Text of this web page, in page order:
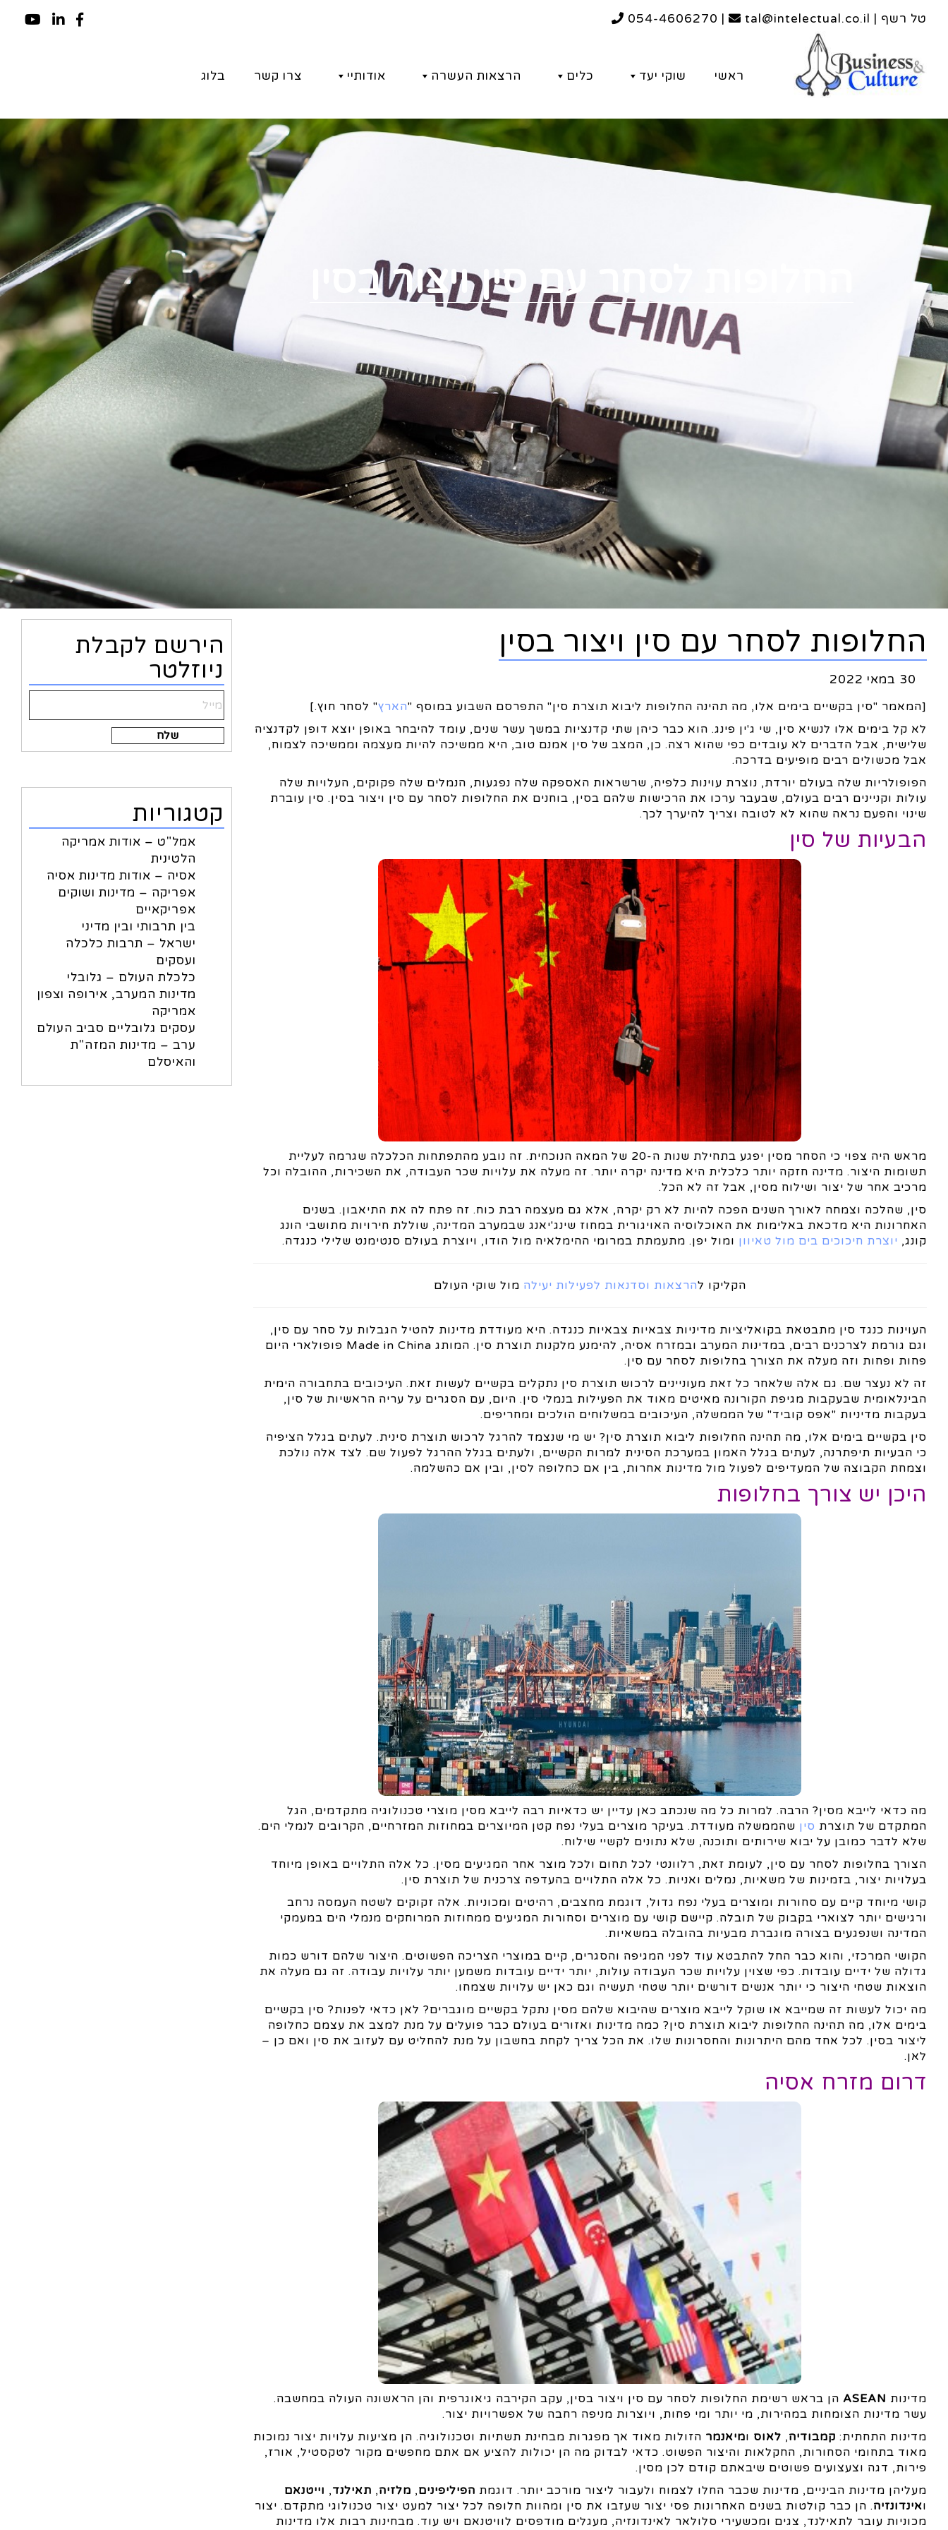
טל רשף | tal@intelectual.co.il |
054-4606270
ראשי שוקי יעד כלים הרצאות העשרה אודותיי צרו קשר בלוג
החלופות לסחר עם סין ויצור בסין
החלופות לסחר עם סין ויצור בסין
30 במאי 2022
[המאמר "סין בקשיים בימים אלו, מה תהינה החלופות ליבוא תוצרת סין" התפרסם השבוע במוסף "הארץ" לסחר חוץ.]
לא קל בימים אלו לנשיא סין, שי ג'ין פינג. הוא כבר כיהן שתי קדנציות במשך עשר שנים, עומד להיבחר באופן יוצא דופן לקדנציה
שלישית, אבל הדברים לא עובדים כפי שהוא רצה. כן, המצב של סין אמנם טוב, היא ממשיכה להיות מעצמה וממשיכה לצמוח,
אבל מכשולים רבים מופיעים בדרכה.
הפופולריות שלה בעולם יורדת, נוצרת עוינות כלפיה, שרשראות האספקה שלה נפגעות, הנמלים שלה פקוקים, העלויות שלה
עולות וקניינים רבים בעולם, שבעבר ערכו את הרכישות שלהם בסין, בוחנים את החלופות לסחר עם סין ויצור בסין. סין עוברת
שינוי והפעם נראה שהוא לא לטובה וצריך להיערך לכך.
הבעיות של סין
מראש היה צפוי כי הסחר מסין יפגע בתחילת שנות ה-20 של המאה הנוכחית. זה נובע מהתפתחות הכלכלה שגרמה לעליית
תשומות היצור. מדינה חזקה יותר כלכלית היא מדינה יקרה יותר. זה מעלה את עלויות שכר העבודה, את השכירות, ההובלה וכל
מרכיב אחר של יצור ושילוח מסין, אבל זה לא הכל.
סין, שהלכה וצמחה לאורך השנים הפכה להיות לא רק יקרה, אלא גם מעצמה רבת כוח. זה פתח לה את התיאבון. בשנים
האחרונות היא מדכאת באלימות את האוכלוסיה האויגורית במחוז שינג'יאנג שבמערב המדינה, שוללת חירויות מתושבי הונג
קונג, יוצרת חיכוכים בים מול טאיוון ומול יפן. מתעמתת במרומי ההימלאיה מול הודו, ויוצרת בעולם סנטימנט שלילי כנגדה.
הקליקו להרצאות וסדנאות לפעילות יעילה מול שוקי העולם
העוינות כנגד סין מתבטאת בקואליציות מדיניות צבאיות צבאיות כנגדה. היא מעודדת מדינות להטיל הגבלות על סחר עם סין,
וגם גורמת לצרכנים רבים, במדינות המערב ובמזרח אסיה, להימנע מלקנות תוצרת סין. המותג Made in China פופולארי היום
פחות ופחות וזה מעלה את הצורך בחלופות לסחר עם סין.
זה לא נעצר שם. גם אלה שלאחר כל זאת מעוניינים לרכוש תוצרת סין נתקלים בקשיים לעשות זאת. העיכובים בתחבורה הימית
הבינלאומית שבעקבות מגיפת הקורונה מאיטים מאוד את הפעילות בנמלי סין. היום, עם הסגרים על עריה הראשיות של סין,
בעקבות מדיניות "אפס קוביד" של הממשלה, העיכובים במשלוחים הולכים ומחריפים.
סין בקשיים בימים אלו, מה תהינה החלופות ליבוא תוצרת סין? יש מי שנצמד להרגל לרכוש תוצרת סינית. לעתים בגלל הציפיה
כי הבעיות תיפתרנה, לעתים בגלל האמון במערכת הסינית למרות הקשיים, ולעתים בגלל ההרגל לפעול שם. לצד אלה נולכת
וצמחת הקבוצה של המעדיפים לפעול מול מדינות אחרות, בין אם כחלופה לסין, ובין אם כהשלמה.
היכן יש צורך בחלופות
מה כדאי לייבא מסין? הרבה. למרות כל מה שנכתב כאן עדיין יש כדאיות רבה לייבא מסין מוצרי טכנולוגיה מתקדמים, הגל
המתקדם של תוצרת סין שהממשלה מעודדת. בעיקר מוצרים בעלי נפח קטן המיוצרים במחוזות המזרחיים, הקרובים לנמלי הים.
שלא לדבר כמובן על יבוא שירותים ותוכנה, שלא נתונים לקשיי שילוח.
הצורך בחלופות לסחר עם סין, לעומת זאת, רלוונטי לכל תחום ולכל מוצר אחר המגיעים מסין. כל אלה התלויים באופן מיוחד
בעלויות יצור, בזמינות של משאיות, נמלים ואניות. כל אלה התלויים בהעדפה צרכנית של תוצרת סין.
קושי מיוחד קיים עם סחורות ומוצרים בעלי נפח גדול, דוגמת מחצבים, רהיטים ומכוניות. אלה זקוקים לשטח העמסה נרחב
ורגישים יותר לצוארי בקבוק של תובלה. קיישם קושי עם מוצרים וסחורות המגיעים ממחוזות המרוחקים מנמלי הים במעמקי
המדינה ושנפגעים בצורה מוגברת מבעיות בהובלה במשאיות.
הקושי המרכזי, והוא כבר החל להתבטא עוד לפני המגיפה והסגרים, קיים במוצרי הצריכה הפשוטים. היצור שלהם דורש כמות
גדולה של ידיים עובדות. כפי שצוין עלויות שכר העבודה עולות, יותר ידיים עובדות משמען יותר עלויות עבודה. זה גם מעלה את
הוצאות שטחי היצור כי יותר אנשים דורשים יותר שטחי תעשיה וגם כאן יש עלויות שצמחו.
מה יכול לעשות זה שמייבא או שוקל לייבא מוצרים שהיבוא שלהם מסין נתקל בקשיים מוגברים? לאן כדאי לפנות? סין בקשיים
בימים אלו, מה תהינה החלופות ליבוא תוצרת סין? כמה מדינות ואזורים בעולם כבר פועלים על מנת למצב את עצמם כחלופה
ליצור בסין. לכל אחד מהם היתרונות והחסרונות שלו. את הכל צריך לקחת בחשבון על מנת להחליט עם לעזוב את סין ואם כן –
לאן.
דרום מזרח אסיה
מדינות ASEAN הן בראש רשימת החלופות לסחר עם סין ויצור בסין, עקב הקירבה גיאוגרפית והן הראשונה העולה במחשבה.
עשר מדינות הצומחות במהירות, מי יותר ומי פחות, ויוצרות מניפה רחבה של אפשרויות יצור.
מדינות התחתית: קמבודיה, לאוס ומיאנמר הזולות מאוד אך מפגרות מבחינת תשתיות וטכנולוגיה. הן מציעות עלויות יצור נמוכות
מאוד בתחומי הסחורות, החקלאות והיצור הפשוט. כדאי לבדוק מה הן יכולות להציע אם אתם מחפשים מקור לטקסטיל, אורז,
פירות, דגה וצעצועים פשוטים שיבאתם קודם לכן מסין.
מעליהן מדינות הביניים, מדינות שכבר החלו לצמוח ולעבור ליצור מורכב יותר. דוגמת הפיליפינים, מלזיה, תאילנד, וייטנאם
ואינדונזיה. הן כבר קולטות בשנים האחרונות פסי יצור שעזבו את סין ומהוות חלופה לכל יצור למעט יצור טכנולוגי מתקדם. יצור
מכוניות עובר לתאילנד, צגים ומכשעירי סלולאר לאינדונזיה, מעגלים מודפסים לוויטנאם ויש עוד. מבחינות רבות אלו מדינות
הירשם לקבלת
ניוזלטר
קטגוריות
אמל"ט – אודות אמריקה
הלטינית
אסיה – אודות מדינות אסיה
אפריקה – מדינות ושוקים
אפריקאיים
בין תרבותי ובין מדיני
ישראל – תרבות כלכלה
ועסקים
כלכלת העולם – גלובלי
מדינות המערב, אירופה וצפון
אמריקה
עסקים גלובליים סביב העולם
ערב – מדינות המזה"ת
והאיסלם